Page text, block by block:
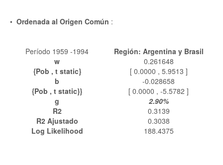
• Ordenada al Origen Común :
Período 1959 -1994
Región: Argentina y Brasil
w
0.261648
{Pob , t static}
[ 0.0000 , 5.9513 ]
b
-0.028658
{Pob , t static}}
[ 0.0000 , -5.5782 ]
g
2.90%
R2
0.3139
R2 Ajustado
0.3038
Log Likelihood
188.4375